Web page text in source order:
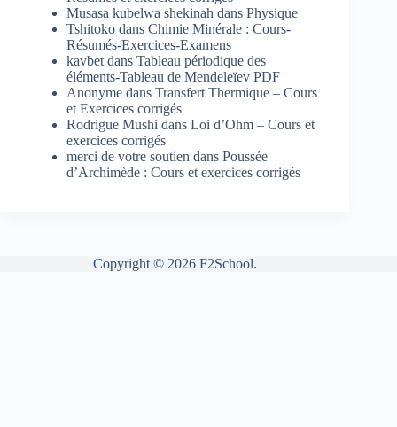
Musasa kubelwa shekinah dans Physique
Tshitoko dans Chimie Minérale : Cours-
Résumés-Exercices-Examens
kavbet dans Tableau périodique des
éléments-Tableau de Mendeleïev PDF
Anonyme dans Transfert Thermique – Cours
et Exercices corrigés
Rodrigue Mushi dans Loi d’Ohm – Cours et
exercices corrigés
merci de votre soutien dans Poussée
d’Archimède : Cours et exercices corrigés
Copyright © 2026 F2School.